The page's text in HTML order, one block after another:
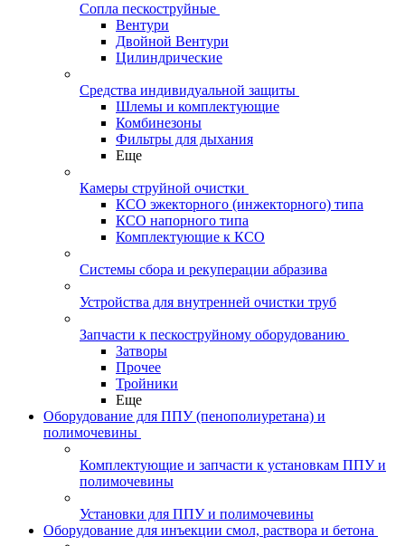
Сопла пескоструйные
Вентури
Двойной Вентури
Цилиндрические
Средства индивидуальной защиты
Шлемы и комплектующие
Комбинезоны
Фильтры для дыхания
Еще
Камеры струйной очистки
КСО эжекторного (инжекторного) типа
КСО напорного типа
Комплектующие к КСО
Системы сбора и рекуперации абразива
Устройства для внутренней очистки труб
Запчасти к пескоструйному оборудованию
Затворы
Прочее
Тройники
Еще
Оборудование для ППУ (пенополиуретана) и
полимочевины
Комплектующие и запчасти к установкам ППУ и
полимочевины
Установки для ППУ и полимочевины
Оборудование для инъекции смол, раствора и бетона